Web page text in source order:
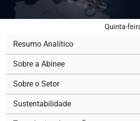
Quinta-
Resumo Analítico
Sobre a Abinee
Sobre o Setor
Sustentabilidade